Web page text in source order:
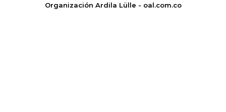
Organización Ardila Lülle - oal.com.co